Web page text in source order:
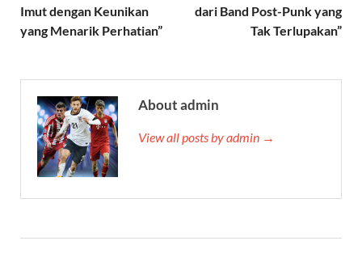
Imut dengan Keunikan
yang Menarik Perhatian”
dari Band Post-Punk yang
Tak Terlupakan”
About admin
View all posts by admin →